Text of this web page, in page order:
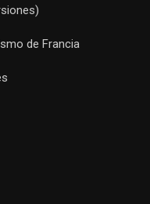
de Francia